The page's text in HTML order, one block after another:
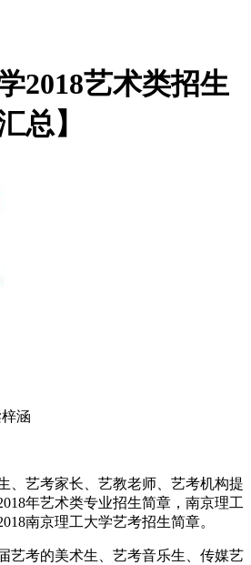
2018艺术类招生
总】
涵
、艺考家长、艺教老师、艺考机构提
年艺术类专业招生简章，南京理工
南京理工大学艺考招生简章。
艺考的美术生、艺考音乐生、传媒艺